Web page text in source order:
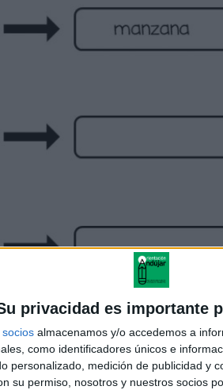
privacidad es importante
socios almacenamos y/o accedemos a
como identificadores únicos e
personalizado, medición de publicidad y
su permiso, nosotros y nuestros socios